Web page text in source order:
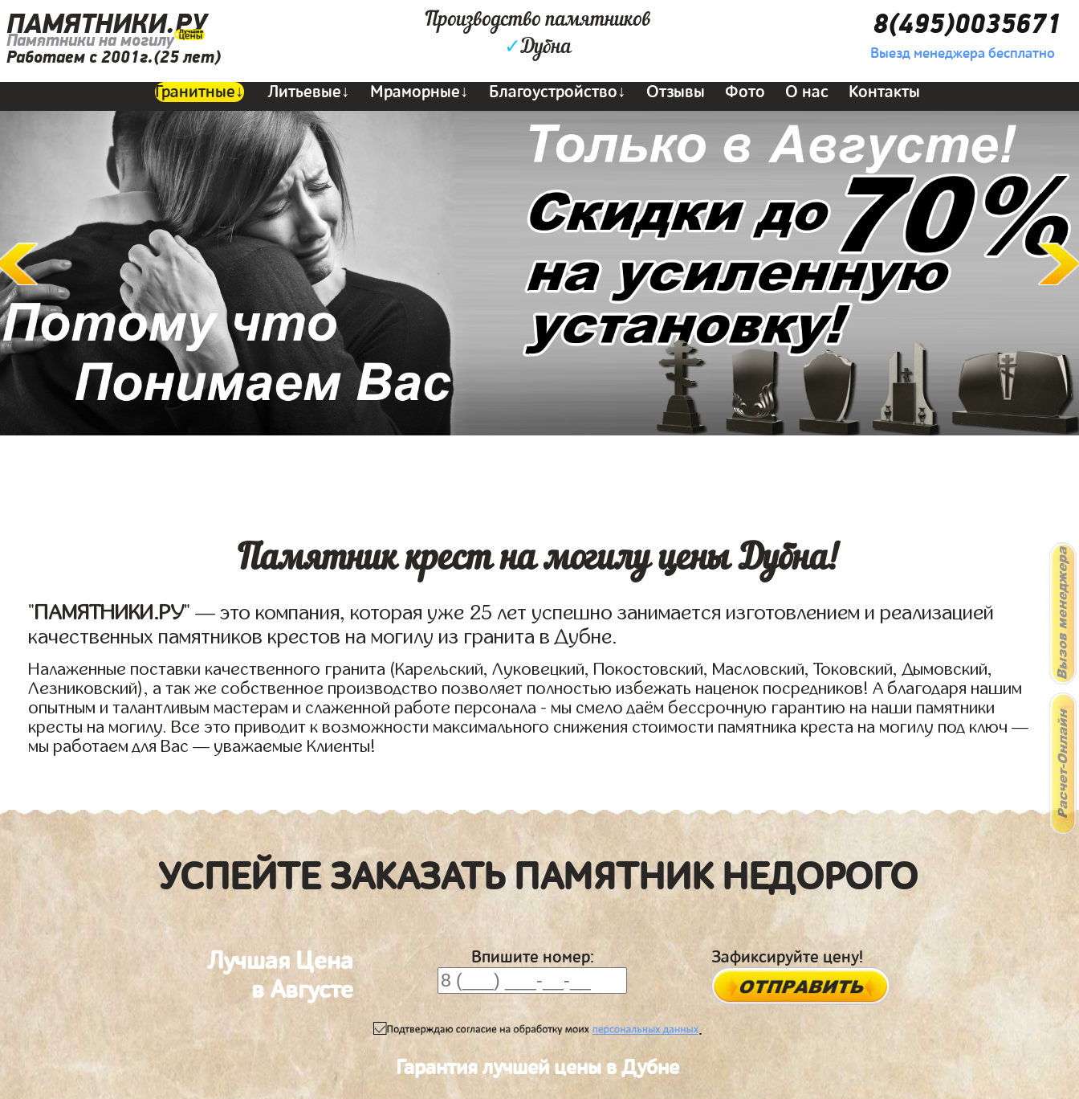
ПАМЯТНИКИ.РУ
Памятники на могилу
Работаем с 2001г.(25 лет)
Производство памятников
✓Дубна
8(495)0035671
Выезд менеджера бесплатно
Гранитные↓ Литьевые↓ Мраморные↓ Благоустройство↓ Отзывы Фото О нас Контакты
Памятник крест на могилу цены Дубна!
"ПАМЯТНИКИ.РУ" — это компания, которая уже 25 лет успешно занимается изготовлением и реализацией
качественных памятников крестов на могилу из гранита в Дубне.
Налаженные поставки качественного гранита (Карельский, Луковецкий, Покостовский, Масловский, Токовский, Дымовский,
Лезниковский), а так же собственное производство позволяет полностью избежать наценок посредников! А благодаря нашим
опытным и талантливым мастерам и слаженной работе персонала - мы смело даём бессрочную гарантию на наши памятники
кресты на могилу. Все это приводит к возможности максимального снижения стоимости памятника креста на могилу под ключ —
мы работаем для Вас — уважаемые Клиенты!
УСПЕЙТЕ ЗАКАЗАТЬ ПАМЯТНИК НЕДОРОГО
Лучшая Цена
в Августе
Впишите номер: Зафиксируйте цену!
.
Гарантия лучшей цены в Дубне